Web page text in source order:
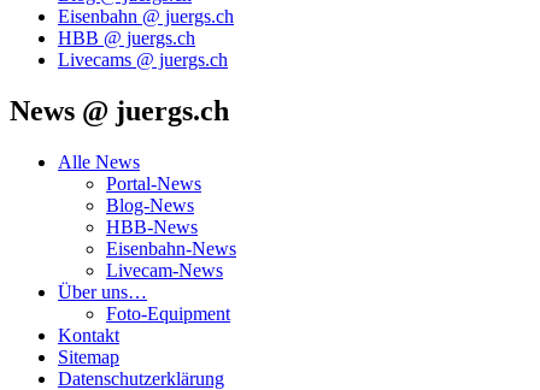
Eisenbahn @ juergs.ch
HBB @ juergs.ch
Livecams @ juergs.ch
News @ juergs.ch
Alle News
Portal-News
Blog-News
HBB-News
Eisenbahn-News
Livecam-News
Über uns…
Foto-Equipment
Kontakt
Sitemap
Datenschutzerklärung